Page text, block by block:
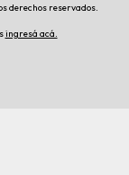
derechos reservados.
ingresá acá.